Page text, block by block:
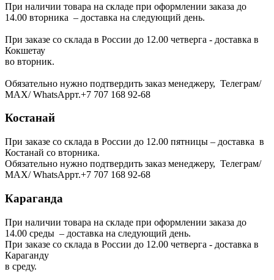
При наличии товара на складе при оформлении заказа до
14.00 вторника – доставка на следующий день.
При заказе со склада в России до 12.00 четверга - доставка в
Кокшетау
во вторник.
Обязательно нужно подтвердить заказ менеджеру, Телеграм/
МАХ/ WhatsAppт.+7 707 168 92-68
Костанай
При заказе со склада в России до 12.00 пятницы – доставка в
Костанай со вторника.
Обязательно нужно подтвердить заказ менеджеру, Телеграм/
МАХ/ WhatsAppт.+7 707 168 92-68
Караганда
При наличии товара на складе при оформлении заказа до
14.00 среды – доставка на следующий день.
При заказе со склада в России до 12.00 четверга - доставка в
Караганду
в среду.